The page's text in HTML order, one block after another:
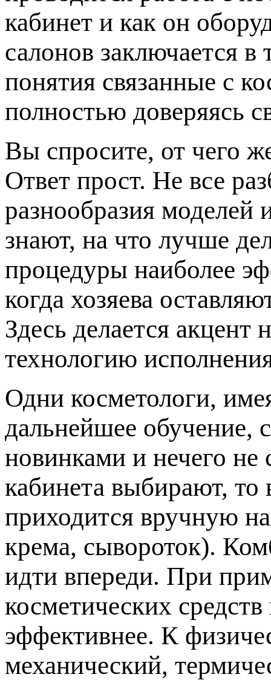
кабинет и как он
салонов заключается
понятия связанные с
полностью доверяясь
Вы спросите, от чего
Ответ прост. Не все
разнообразия моделей
знают, на что лучше
процедуры наиболее
когда хозяева
Здесь делается акцент
технологию
Одни косметологи,
дальнейшее обучение,
новинками и нечего
кабинета выбирают, то
приходится вручную
крема, сывороток).
идти впереди. При
косметических
эффективнее. К
механический,